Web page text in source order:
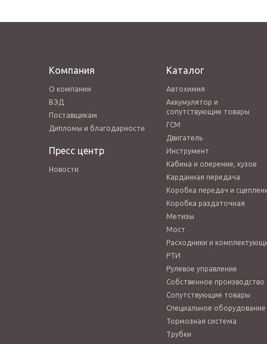
Компания
О компании
ВЭД
Поставщикам
Дипломы и благодарности
Пресс центр
Новости
Каталог
Автохимия
Аккумулятор и
сопутствующие товары
ГСМ
Двигатель
Инструмент
Кабина и оперение, кузов
Карданная передача
Коробка передач и
Коробка раздаточная
Метизы
Мост
Расходники и
РТИ
Рулевое управление
Собственное производство
Сопутствующие товары
Специальное оборудование
Тормозная система
Трубки